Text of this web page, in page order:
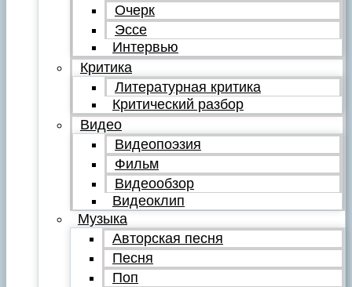
Очерк
Эссе
Интервью
Критика
Литературная критика
Критический разбор
Видео
Видеопоэзия
Фильм
Видеообзор
Видеоклип
Музыка
Авторская песня
Песня
Поп